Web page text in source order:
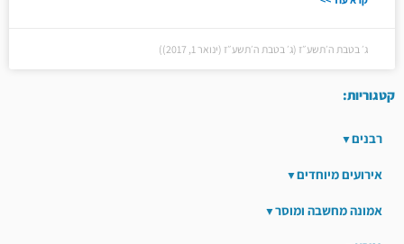
ג׳ בטבת ה׳תשע״ז (ג׳ בטבת ה׳תשע״ז (ינואר 1, 2017))
קטגוריות:
רבנים
אירועים מיוחדים
אמונה מחשבה ומוסר